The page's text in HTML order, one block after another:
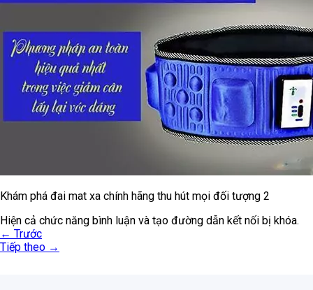
Khám phá đai mat xa chính hãng thu hút mọi đối tượng 2
Hiện cả chức năng bình luận và tạo đường dẫn kết nối bị khóa.
← Trước
Tiếp theo →